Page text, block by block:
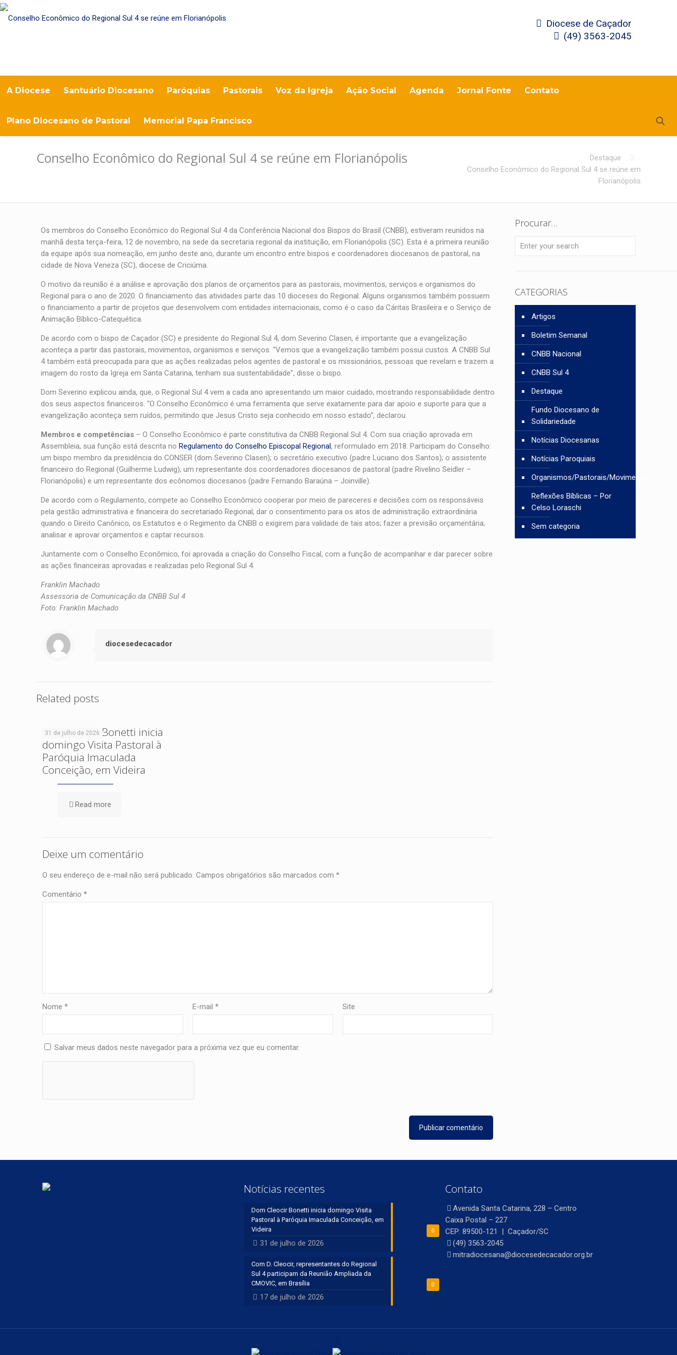
A Diocese Santuário Diocesano Paróquias Pastorais Voz da Igreja Ação Social Agenda Jornal Fonte Contato
Plano Diocesano de Pastoral Memorial Papa Francisco
Diocese de Caçador
(49) 3563-2045
Conselho Econômico do Regional Sul 4 se reúne em Florianópolis
Destaque
Conselho Econômico do Regional Sul 4 se reúne em
Florianópolis
Os membros do Conselho Econômico do Regional Sul 4 da Conferência Nacional dos Bispos do Brasil (CNBB), estiveram reunidos na
manhã desta terça-feira, 12 de novembro, na sede da secretaria regional da instituição, em Florianópolis (SC). Esta é a primeira reunião
da equipe após sua nomeação, em junho deste ano, durante um encontro entre bispos e coordenadores diocesanos de pastoral, na
cidade de Nova Veneza (SC), diocese de Criciúma.
O motivo da reunião é a análise e aprovação dos planos de orçamentos para as pastorais, movimentos, serviços e organismos do
Regional para o ano de 2020. O financiamento das atividades parte das 10 dioceses do Regional. Alguns organismos também possuem
o financiamento a partir de projetos que desenvolvem com entidades internacionais, como é o caso da Cáritas Brasileira e o Serviço de
Animação Bíblico-Catequética.
De acordo com o bispo de Caçador (SC) e presidente do Regional Sul 4, dom Severino Clasen, é importante que a evangelização
aconteça a partir das pastorais, movimentos, organismos e serviços. “Vemos que a evangelização também possui custos. A CNBB Sul
4 também está preocupada para que as ações realizadas pelos agentes de pastoral e os missionários, pessoas que revelam e trazem a
imagem do rosto da Igreja em Santa Catarina, tenham sua sustentabilidade”, disse o bispo.
Dom Severino explicou ainda, que, o Regional Sul 4 vem a cada ano apresentando um maior cuidado, mostrando responsabilidade dentro
dos seus aspectos financeiros. “O Conselho Econômico é uma ferramenta que serve exatamente para dar apoio e suporte para que a
evangelização aconteça sem ruídos, permitindo que Jesus Cristo seja conhecido em nosso estado”, declarou.
Membros e competências – O Conselho Econômico é parte constitutiva da CNBB Regional Sul 4. Com sua criação aprovada em
Assembleia, sua função está descrita noRegulamento do Conselho Episcopal Regional, reformulado em 2018. Participam do Conselho:
um bispo membro da presidência do CONSER (dom Severino Clasen); o secretário executivo (padre Luciano dos Santos); o assistente
financeiro do Regional (Guilherme Ludwig); um representante dos coordenadores diocesanos de pastoral (padre Rivelino Seidler –
Florianópolis) e um representante dos ecônomos diocesanos (padre Fernando Baraúna – Joinville).
De acordo com o Regulamento, compete ao Conselho Econômico cooperar por meio de pareceres e decisões com os responsáveis
pela gestão administrativa e financeira do secretariado Regional; dar o consentimento para os atos de administração extraordinária
quando o Direito Canônico, os Estatutos e o Regimento da CNBB o exigirem para validade de tais atos; fazer a previsão orçamentária;
analisar e aprovar orçamentos e captar recursos.
Juntamente com o Conselho Econômico, foi aprovada a criação do Conselho Fiscal, com a função de acompanhar e dar parecer sobre
as ações financeiras aprovadas e realizadas pelo Regional Sul 4.
Franklin Machado
Assessoria de Comunicação da CNBB Sul 4
Foto: Franklin Machado
diocesedecacador
Related posts
31 de julho de 2026
Dom Cleocir Bonetti inicia
domingo Visita Pastoral à
Paróquia Imaculada
Conceição, em Videira
Read more
Deixe um comentário
O seu endereço de e-mail não será publicado. Campos obrigatórios são marcados com *
Comentário *
Nome * E-mail* Site
Salvar meus dados neste navegador para a próxima vez que eu comentar.
Procurar…
CATEGORIAS
Artigos
Boletim Semanal
CNBB Nacional
CNBB Sul 4
Destaque
Fundo Diocesano de
Solidariedade
Notícias Diocesanas
Notícias Paroquiais
Organismos/Pastorais/Movimentos
Reflexões Bíblicas – Por
Celso Loraschi
Sem categoria
Notícias recentes
0
Dom Cleocir Bonetti inicia domingo Visita
Pastoral à Paróquia Imaculada Conceição, em
Videira
31 de julho de 2026
0
Com D. Cleocir, representantes do Regional
Sul 4 participam da Reunião Ampliada da
CMOVIC, em Brasília
17 de julho de 2026
Contato
Avenida Santa Catarina, 228 – Centro
Caixa Postal – 227
CEP: 89500-121 | Caçador/SC
(49) 3563-2045
mitradiocesana@diocesedecacador.org.br